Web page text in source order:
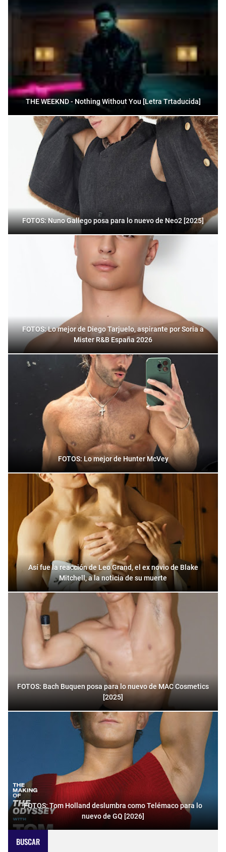
THE WEEKND - Nothing Without You [Letra Trtaducida]
FOTOS: Nuno Gallego posa para lo nuevo de Neo2 [2025]
FOTOS: Lo mejor de Diego Tarjuelo, aspirante por Soria a
Mister R&B España 2026
FOTOS: Lo mejor de Hunter McVey
Así fue la reacción de Leo Grand, el ex novio de Blake
Mitchell, a la noticia de su muerte
FOTOS: Bach Buquen posa para lo nuevo de MAC Cosmetics
[2025]
FOTOS: Tom Holland deslumbra como Telémaco para lo
nuevo de GQ [2026]
BUSCAR